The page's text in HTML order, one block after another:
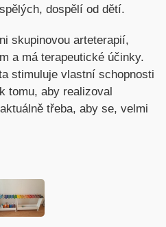
dospělí od dětí.
skupinovou arteterapií,
a má terapeutické účinky.
stimuluje vlastní schopnosti
tomu, aby realizoval
třeba, aby se, velmi